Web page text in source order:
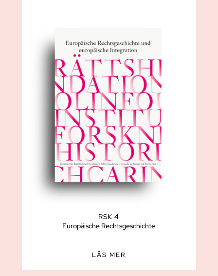
RSK 4
Europäische Rechtsgeschichte
LÄS MER